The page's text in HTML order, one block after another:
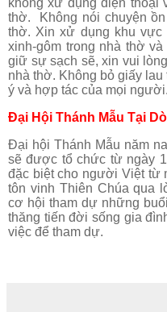
không xử dụng điện thoại
thờ. Không nói chuyện
thờ. Xin xử dụng khu
xinh-gôm trong nhà thờ
giữ sự sạch sẽ, xin vui
nhà thờ. Không bỏ giấy
ý và hợp tác của mọi người.
Đại Hội Thánh Mẫu Tại
Đại hội Thánh Mẫu năm
sẽ được tổ chức từ ngày
đặc biệt cho người Việt từ
tôn vinh Thiên Chúa qua
cơ hội tham dự những
thăng tiến đời sống gia
việc để tham dự.